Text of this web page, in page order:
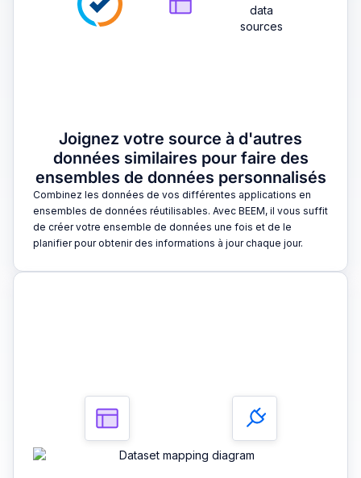
Joignez votre source à d'autres
données similaires pour faire des
ensembles de données personnalisés
Combinez les données de vos différentes applications en
ensembles de données réutilisables. Avec BEEM, il vous suffit
de créer votre ensemble de données une fois et de le
planifier pour obtenir des informations à jour chaque jour.